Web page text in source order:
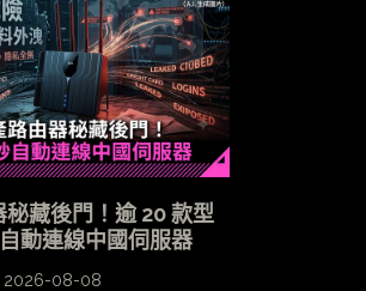
秘藏後門！逾 20 款型
動連線中國伺服器
2026-08-08